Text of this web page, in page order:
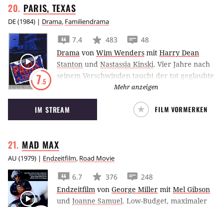
Männerwelt anlegen.
PARIS, TEXAS
DE(1984) | Drama, Familiendrama
7.5
7.4 483
48
Drama von Wim Wenders mit Harry Dean
Stanton und Nastassja Kinski. Vier Jahre nach
seinem Verschwinden taucht der tot geglaubte
Travis in einer Steinwüste nahe der
mexikanischen Grenze auf. Ein Arzt
benachrichtigt seinen Bruder Walt, der den
erinnerungslosen Mann in seinem noblen
auch auf seinen siebenjährigen Sohn Hunter,
der seit der Trennung seiner Eltern bei
Erinnerungen zurück und auch sein
zurückhaltender Sohn fasst langsam
Vertrauen. Gemeinsam mit Hunter begibt sich
Mehr anzeigen
IM STREAM FILM VORMERKEN
MAD MAX
AU (1979) | Endzeitfilm, Road Movie
6.7 376
248
Endzeitfilm von George Miller mit Mel Gibson
und Joanne Samuel. Low-Budget, maximaler